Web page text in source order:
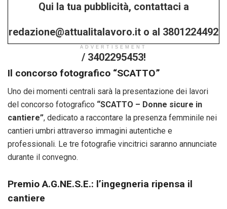
Qui la tua pubblicità, contattaci a
redazione@attualitalavoro.it o al 3801224492
/ 3402295453!
ADVERTISEMENT
Il concorso fotografico “SCATTO”
Uno dei momenti centrali sarà la presentazione dei lavori
del concorso fotografico “SCATTO – Donne sicure in
cantiere”, dedicato a raccontare la presenza femminile nei
cantieri umbri attraverso immagini autentiche e
professionali. Le tre fotografie vincitrici saranno annunciate
durante il convegno.
Premio A.G.NE.S.E.: l’ingegneria ripensa il
cantiere